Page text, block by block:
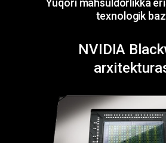
Yuqori mahsuldorlikka
texnologik
NVIDIA